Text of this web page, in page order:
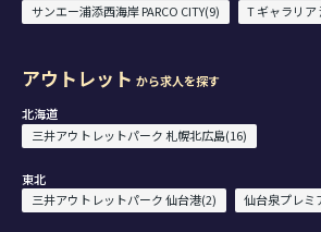
サンエー浦添西海岸 PARCO CITY(9)
T ギャラリア
アウトレット から求人を探す
北海道
三井アウトレットパーク 札幌北広島(16)
東北
三井アウトレットパーク 仙台港(2)
仙台泉プレミ